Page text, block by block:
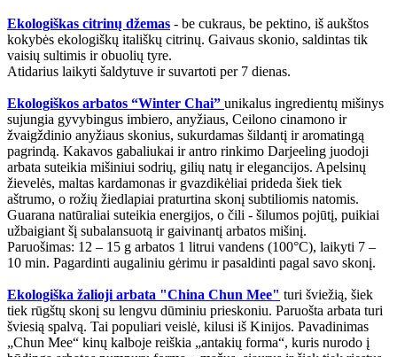
Ekologiškas citrinų džemas - be cukraus, be pektino, iš aukštos
kokybės ekologiškų itališkų citrinų. Gaivaus skonio, saldintas tik
vaisių sultimis ir obuolių tyre.
Atidarius laikyti šaldytuve ir suvartoti per 7 dienas.
Ekologiškos arbatos “Winter Chai” unikalus ingredientų mišinys
sujungia gyvybingus imbiero, anyžiaus, Ceilono cinamono ir
žvaigždinio anyžiaus skonius, sukurdamas šildantį ir aromatingą
pagrindą. Kakavos gabaliukai ir antro rinkimo Darjeeling juodoji
arbata suteikia mišiniui sodrių, gilių natų ir elegancijos. Apelsinų
žievelės, maltas kardamonas ir gvazdikėliai prideda šiek tiek
aštrumo, o rožių žiedlapiai praturtina skonį subtiliomis natomis.
Guarana natūraliai suteikia energijos, o čili - šilumos pojūtį, puikiai
užbaigiant šį subalansuotą ir gaivinantį arbatos mišinį.
Paruošimas: 12 – 15 g arbatos 1 litrui vandens (100°C), laikyti 7 –
10 min. Pagardinti augaliniu gėrimu ir pasaldinti pagal savo skonį.
Ekologiška žalioji arbata "China Chun Mee" turi šviežią, šiek
tiek rūgštų skonį su lengvu dūminiu prieskoniu. Paruošta arbata turi
šviesią spalvą. Tai populiari veislė, kilusi iš Kinijos. Pavadinimas
„Chun Mee“ kinų kalboje reiškia „antakių forma“, kuris nurodo į